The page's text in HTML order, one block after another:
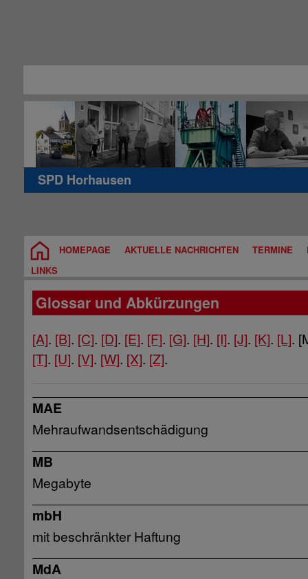
SPD Horhausen
HOMEPAGE AKTUELLE NACHRICHTEN TERMINE
LINKS
Glossar und Abkürzungen
[A]. [B]. [C]. [D]. [E]. [F]. [G]. [H]. [I]. [J]. [K]. [L].
[T]. [U]. [V]. [W]. [X]. [Z].
MAE
Mehraufwandsentschädigung
MB
Megabyte
mbH
mit beschränkter Haftung
MdA